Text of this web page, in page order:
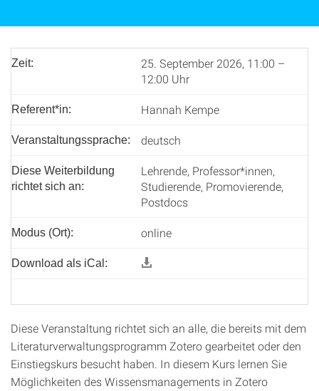
Zeit:
25. September 2026, 11:00 –
12:00 Uhr
Referent*in: Hannah Kempe
Veranstaltungssprache: deutsch
Diese Weiterbildung
richtet sich an:
Lehrende, Professor*innen,
Studierende, Promovierende,
Postdocs
Modus (Ort): online
Download als iCal:
Diese Veranstaltung richtet sich an alle, die bereits mit dem
Literaturverwaltungsprogramm Zotero gearbeitet oder den
Einstiegskurs besucht haben. In diesem Kurs lernen Sie
Möglichkeiten des Wissensmanagements in Zotero